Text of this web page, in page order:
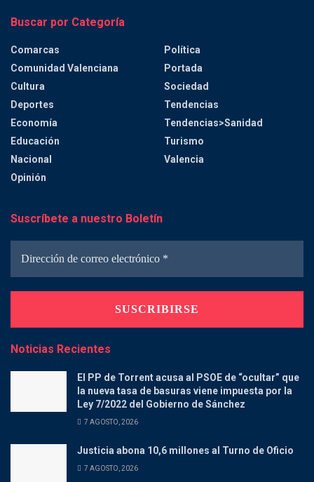
Buscar por Categoría
Comarcas
Comunidad Valenciana
Cultura
Deportes
Economía
Educación
Nacional
Opinión
Política
Portada
Sociedad
Tendencias
Tendencias>Sanidad
Turismo
Valencia
Suscríbete a nuestro Boletín
Noticias Recientes
El PP de Torrent acusa al PSOE de “ocultar” que
la nueva tasa de basuras viene impuesta por la
Ley 7/2022 del Gobierno de Sánchez
7 AGOSTO, 2026
Justicia abona 10,6 millones al Turno de Oficio
7 AGOSTO, 2026